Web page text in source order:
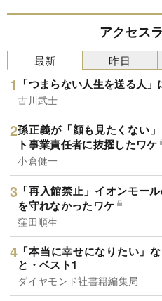
アクセス
最新
「つまらない人生を送る人
古川武士
孫正義が「顔も見たくない
ト事業責任者に抜擢したワケ
小倉健一
「再入館禁止」イオンモー
を守れなかったワケ
窪田順生
「本当に幸せになりたい」
と・ベスト1
ダイヤモンド社書籍編集局
昨日